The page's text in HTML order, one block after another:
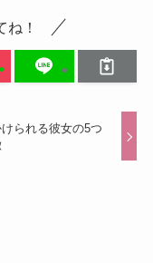
ね！
られる彼女の5つ